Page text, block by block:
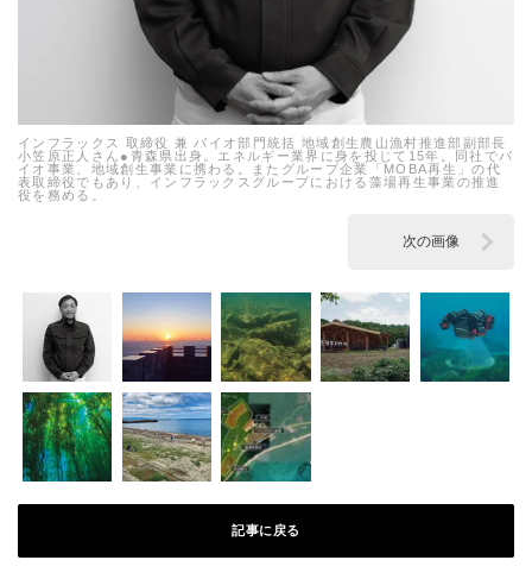
インフラックス 取締役 兼 バイオ部門統括 地域創生農山漁村推進部副部長
小笠原正人さん●青森県出身。エネルギー業界に身を投じて15年。同社でバ
イオ事業、地域創生事業に携わる。またグループ企業「MOBA再生」の代
表取締役でもあり、インフラックスグループにおける藻場再生事業の推進
役を務める。
次の画像
記事に戻る